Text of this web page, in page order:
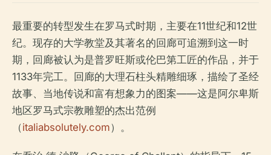
最重要的转型发生在罗马式时期，主要在11世纪和12世
纪。现存的大学教堂及其著名的回廊可追溯到这一时
期，回廊被认为是普罗旺斯或伦巴第工匠的作品，并于
1133年完工。回廊的大理石柱头精雕细琢，描绘了圣经
故事、当地传说和富有想象力的图案——这是阿尔卑斯
地区罗马式宗教雕塑的杰出范例
（italiabsolutely.com）。